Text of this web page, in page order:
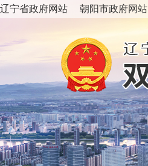
辽宁省政府网站 朝阳市政府网站